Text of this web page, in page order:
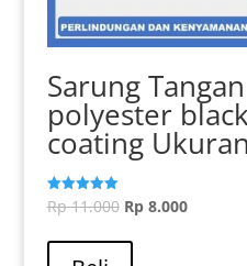
Sarung
polyester
coating
Dinilai
5.00
Rp11.000 Harga
Rp8.000Harga